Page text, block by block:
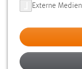
Typ
Erstellungsdatum
Externe Medien